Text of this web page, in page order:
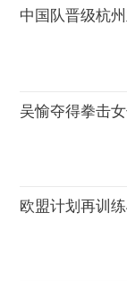
中国队晋级杭
吴愉夺得拳击
欧盟计划再训